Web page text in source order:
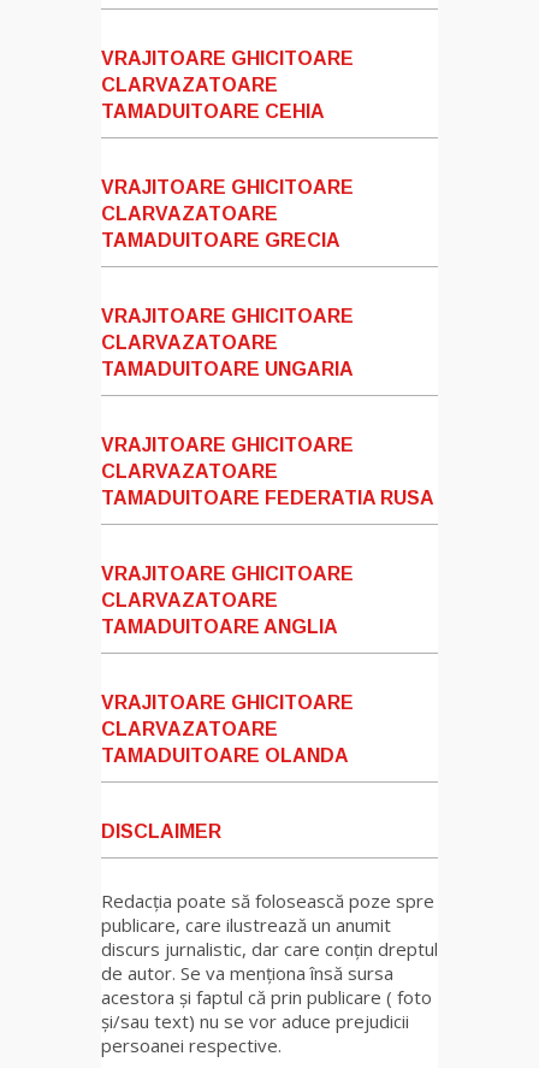
VRAJITOARE GHICITOARE
CLARVAZATOARE
TAMADUITOARE CEHIA
VRAJITOARE GHICITOARE
CLARVAZATOARE
TAMADUITOARE GRECIA
VRAJITOARE GHICITOARE
CLARVAZATOARE
TAMADUITOARE UNGARIA
VRAJITOARE GHICITOARE
CLARVAZATOARE
TAMADUITOARE FEDERATIA RUSA
VRAJITOARE GHICITOARE
CLARVAZATOARE
TAMADUITOARE ANGLIA
VRAJITOARE GHICITOARE
CLARVAZATOARE
TAMADUITOARE OLANDA
DISCLAIMER
Redacția poate să folosească poze spre
publicare, care ilustrează un anumit
discurs jurnalistic, dar care conțin dreptul
de autor. Se va menționa însă sursa
acestora și faptul că prin publicare ( foto
și/sau text) nu se vor aduce prejudicii
persoanei respective.